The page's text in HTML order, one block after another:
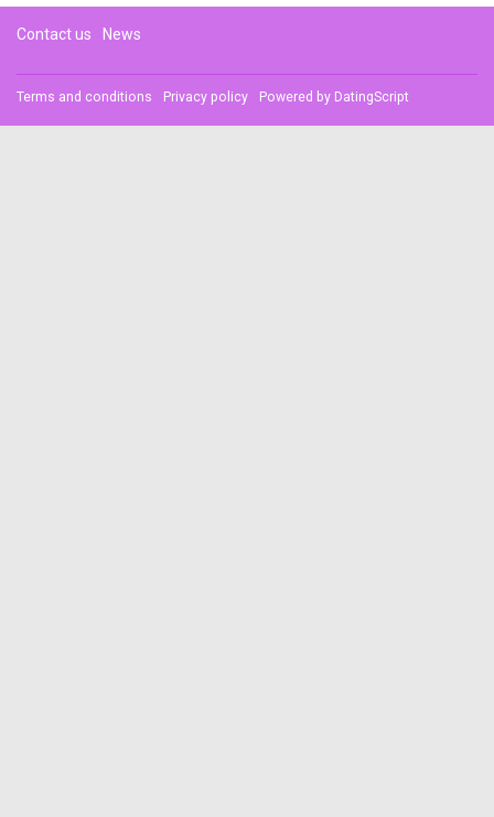
Contact us News
Terms and conditions Privacy policy Powered by DatingScript